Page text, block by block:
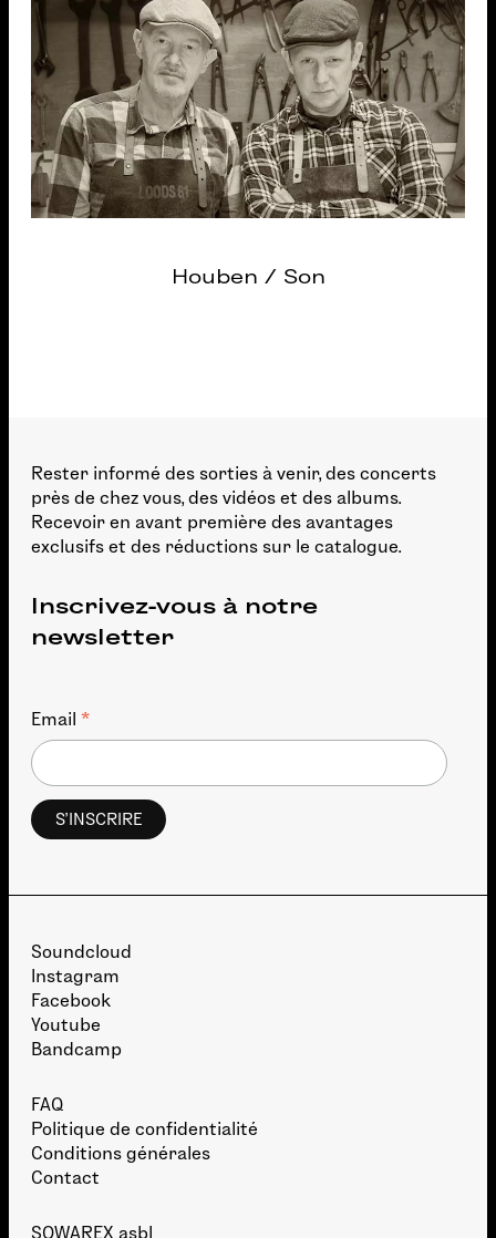
Houben / Son
Rester informé des sorties à venir, des concerts
près de chez vous, des vidéos et des albums.
Recevoir en avant première des avantages
exclusifs et des réductions sur le catalogue.
Inscrivez-vous à notre
newsletter
Email *
Soundcloud
Instagram
Facebook
Youtube
Bandcamp
FAQ
Politique de confidentialité
Conditions générales
Contact
SOWAREX asbl